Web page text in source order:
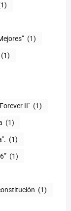
(1)
(1)
II" (1)
(1)
(1)
(1)
(1)